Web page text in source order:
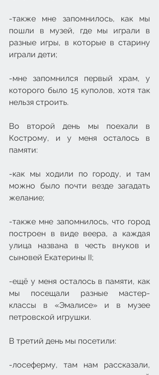
-также мне запомнилось, как мы
пошли в музей, где мы играли в
разные игры, в которые в старину
играли дети;
-мне запомнился первый храм, у
которого было 15 куполов, хотя так
нельзя строить.
Во второй день мы поехали в
Кострому, и у меня осталось в
памяти:
-как мы ходили по городу, и там
можно было почти везде загадать
желание;
-также мне запомнилось, что город
построен в виде веера, а каждая
улица названа в честь внуков и
сыновей Екатерины II;
-ещё у меня осталось в памяти, как
мы посещали разные мастер-
классы в «Эмалисе» и в музее
петровской игрушки.
В третий день мы посетили:
-лосеферму, там нам рассказали,